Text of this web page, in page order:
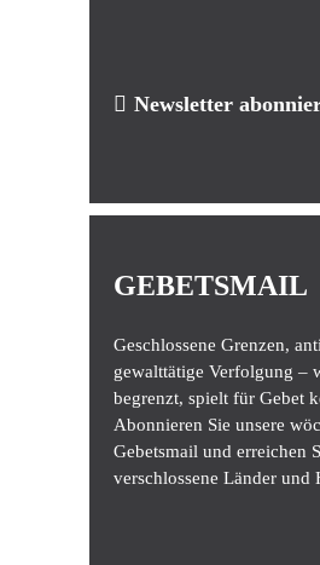
Newsletter
GEBETSMAIL
Geschlossene Grenzen,
gewalttätige Verfolgung –
begrenzt, spielt für Gebet
Abonnieren Sie unsere
Gebetsmail und erreichen
verschlossene Länder und